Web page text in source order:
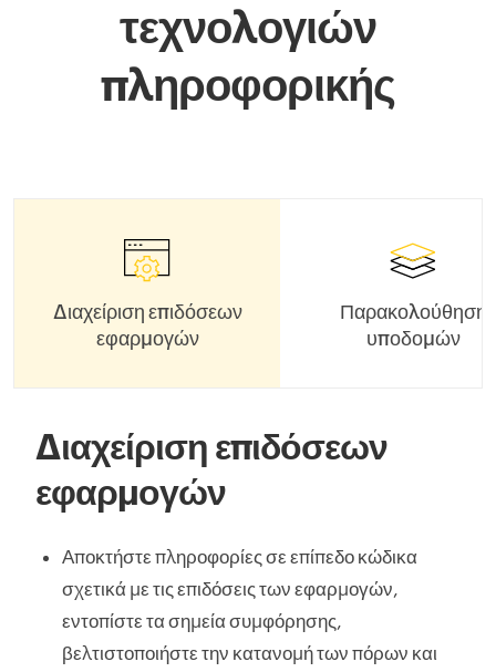
τεχνολογιών
πληροφορικής
Διαχείριση επιδόσεων
εφαρμογών
Παρακολούθηση
υποδομών
Διαχείριση επιδόσεων
εφαρμογών
Αποκτήστε πληροφορίες σε επίπεδο κώδικα
σχετικά με τις επιδόσεις των εφαρμογών,
εντοπίστε τα σημεία συμφόρησης,
βελτιστοποιήστε την κατανομή των πόρων και